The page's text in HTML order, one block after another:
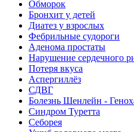
Обморок
Бронхит у детей
Диатез у взрослых
Фебрильные судороги
Аденома простаты
Нарушение сердечного
Потеря вкуса
Аспергиллёз
СДВГ
Болезнь Шенлейн -
Синдром Туретта
Себорея